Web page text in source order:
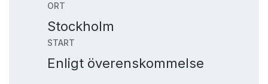
ORT
Stockholm
START
Enligt överenskommelse